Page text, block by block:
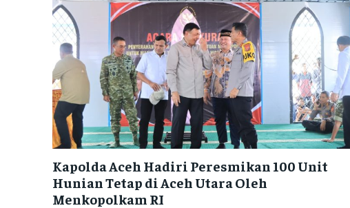
Kapolda Aceh Hadiri Peresmikan 100 Unit
Hunian Tetap di Aceh Utara Oleh
Menkopolkam RI